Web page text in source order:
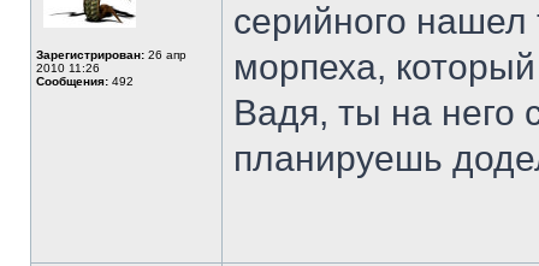
Зарегистрирован: 26 апр
2010 11:26
Сообщения: 492
серийного нашел
морпеха,
Вадя, ты на него
планируешь